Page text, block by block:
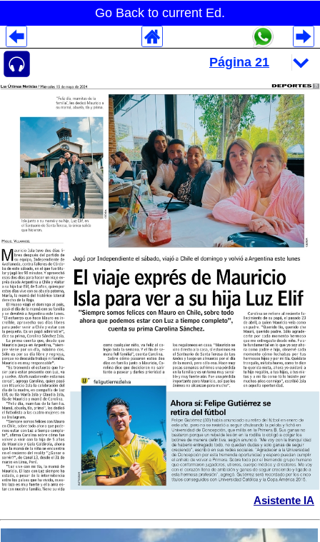
Go Back to current Ed.
Asistente IA
Despliegues Analytics
Despliegues Totales
Despliegues por Rubros